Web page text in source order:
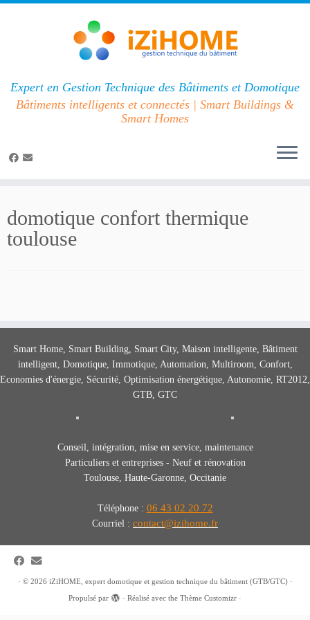
contenu
Expert en Gestion Technique des Bâtiments et Domotique
Bâtiments intelligents et connectés | Smart Buildings &
Smart Homes
domotique confort thermique
toulouse
Smart Home, Smart Building, Smart City, Maison intelligente, Bâtiment
intelligent, Domotique, Immotique, Automation, Multiroom, Confort,
Economies d'énergie, Sécurité, Optimisation énergétique, Autonomie, RT2012,
GTB, GTC
Conseil, intégration, mise en service, maintenance
Particuliers et entreprises - Neuf et rénovation
Toulouse, Haute-Garonne, Occitanie
Téléphone : 06 43 02 20 72
Courriel : contact@izihome.fr
· © 2026 iZiHOME, expert domotique et gestion technique du bâtiment (GTB/GTC)·
Propulsé par
· Réalisé avec the Thème Customizr ·